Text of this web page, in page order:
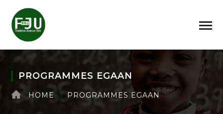
PROGRAMMES EGAAN
HOME PROGRAMMES EGAAN